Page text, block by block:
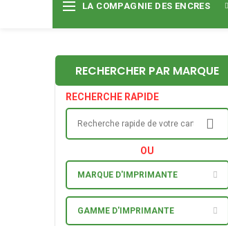
LA COMPAGNIE DES ENCRES
RECHERCHER PAR MARQUE
RECHERCHE RAPIDE
OU
MARQUE D'IMPRIMANTE
GAMME D'IMPRIMANTE